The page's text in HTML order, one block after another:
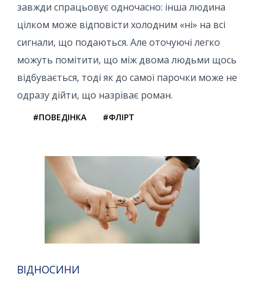
завжди спрацьовує одночасно: інша людина
цілком може відповісти холодним «ні» на всі
сигнали, що подаються. Але оточуючі легко
можуть помітити, що між двома людьми щось
відбувається, тоді як до самої парочки може не
одразу дійти, що назріває роман.
#ПОВЕДІНКА #ФЛІРТ
ВІДНОСИНИ